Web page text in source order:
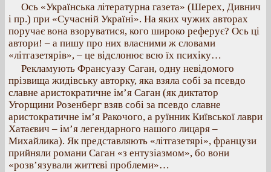
Ось «Українська літературна газета» (Шерех, Дивнич
і пр.) при «Сучасній Україні». На яких чужих авторах
поручає вона взоруватися, кого широко реферує? Ось ці
автори! – а пишу про них власними ж словами
«літгазетярів», – це відслонює всю їх психіку…
Рекламують Франсуазу Саган, одну невідомого
прізвища жидівську авторку, яка взяла собі за псевдо
славне аристократичне ім’я Саган (як диктатор
Угорщини Розенберг взяв собі за псевдо славне
аристократичне ім’я Ракочого, а руїнник Київської лаври
Хатаєвич – ім’я легендарного нашого лицаря –
Михайлика). Як представляють «літгазетярі», французи
прийняли романи Саган «з ентузіазмом», бо вони
«розв’язували життєві проблеми»…